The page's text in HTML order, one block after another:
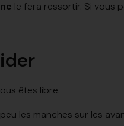
le fera ressortir. Si vous
êtes libre.
les manches sur les